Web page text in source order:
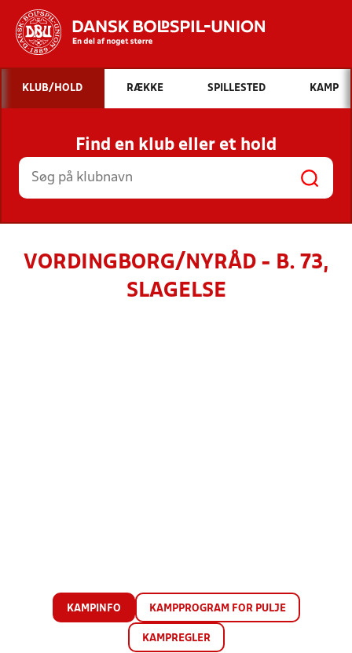
Hvad vil du søge efter?
INDHOLD OG NYHEDER
STILLINGER, RESULTATER, KLUBBER OG
HOLD
KLUB/HOLD RÆKKE SPILLESTED KAMP
Find en klub eller et hold
VORDINGBORG/NYRÅD - B. 73,
SLAGELSE
KAMPINFO KAMPPROGRAM FOR PULJE
KAMPREGLER